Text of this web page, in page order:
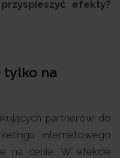
efekty?
tylko na
partnerów do
internetowego
na cenie. W efekcie